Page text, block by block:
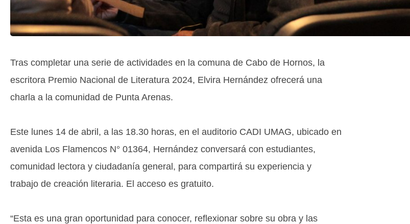
Tras completar una serie de actividades en la comuna de Cabo de Hornos, la
escritora Premio Nacional de Literatura 2024, Elvira Hernández ofrecerá una
charla a la comunidad de Punta Arenas.
Este lunes 14 de abril, a las 18.30 horas, en el auditorio CADI UMAG, ubicado en
avenida Los Flamencos N° 01364, Hernández conversará con estudiantes,
comunidad lectora y ciudadanía general, para compartirá su experiencia y
trabajo de creación literaria. El acceso es gratuito.
“Esta es una gran oportunidad para conocer, reflexionar sobre su obra y las